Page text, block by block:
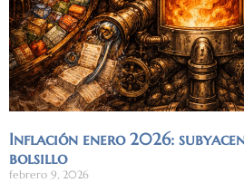
Inflación enero 2026:
bolsillo
febrero 9, 2026